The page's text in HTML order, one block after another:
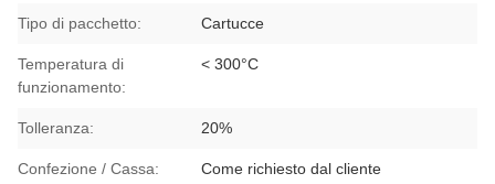
Tipo di pacchetto: Cartucce
Temperatura di
funzionamento:
< 300°C
Tolleranza: 20%
Confezione / Cassa: Come richiesto dal cliente